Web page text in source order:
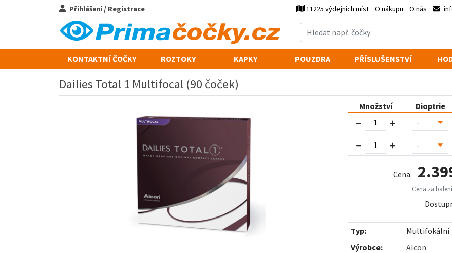
Přihlášení / Registrace 11225 výdejních míst O nákupu O nás
KONTAKTNÍ ČOČKY ROZTOKY KAPKY POUZDRA PŘÍSLUŠENSTVÍ
Dailies Total 1 Multifocal (90 čoček)
Množství Dioptrie
Cena:
Cena za
Typ:
Multifokální
Výrobce:
Alcon